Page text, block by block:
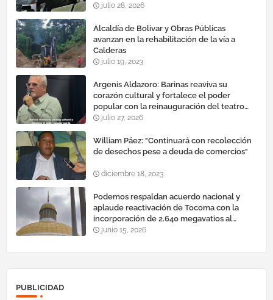
julio 28, 2026
Alcaldía de Bolívar y Obras Públicas
avanzan en la rehabilitación de la vía a
Calderas
julio 19, 2023
Argenis Aldazoro: Barinas reaviva su
corazón cultural y fortalece el poder
popular con la reinauguración del teatro
esteban ruiz guevara
julio 27, 2026
William Páez: "Continuará con recolección
de desechos pese a deuda de comercios"
diciembre 18, 2023
Podemos respaldan acuerdo nacional y
aplaude reactivación de Tocoma con la
incorporación de 2.640 megavatios al
sistema eléctrico nacional
junio 15, 2026
PUBLICIDAD